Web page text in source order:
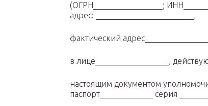
(ОГРН_________________;
адрес: ________________________,
фактический
в лице__________________,
настоящим документом
паспорт_____________ серия